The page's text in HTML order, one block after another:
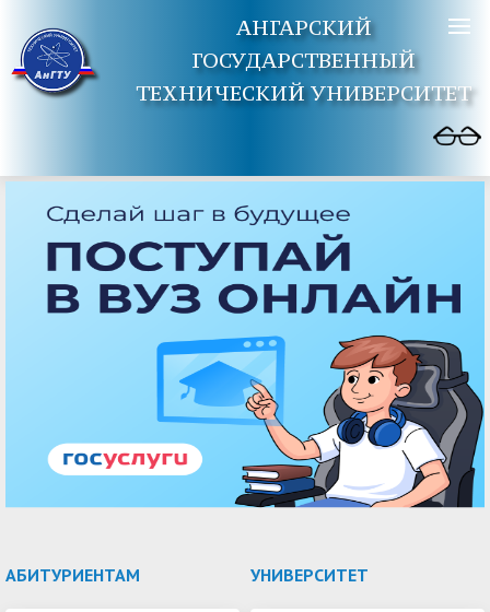
АНГАРСКИЙ
ГОСУДАРСТВЕННЫЙ
ТЕХНИЧЕСКИЙ УНИВЕРСИТЕТ
АБИТУРИЕНТАМ УНИВЕРСИТЕТ